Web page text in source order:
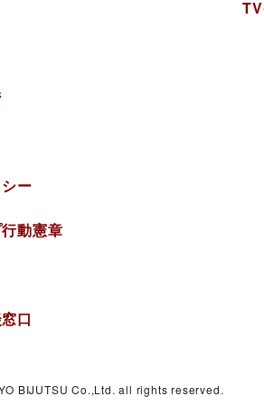
ー
行動憲章
口
BIJUTSU Co.,Ltd. all rights reserved.